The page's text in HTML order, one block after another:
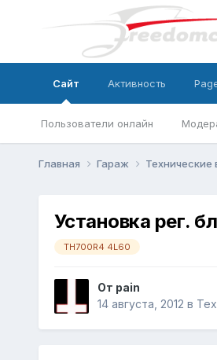
Сайт
Пользователи онлайн
Активность
Главная Гараж Технические
Установка рег.
TH700R4 4L60
От pain
14 августа, 2012 в